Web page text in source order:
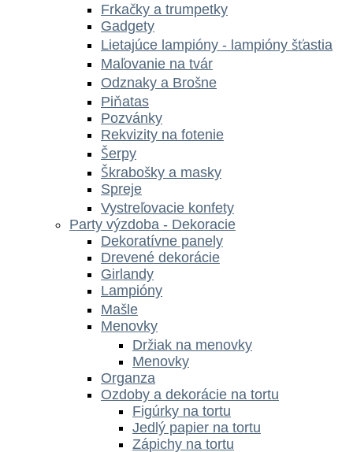
Frkačky a trumpetky
Gadgety
Lietajúce lampióny - lampióny šťastia
Maľovanie na tvár
Odznaky a Brošne
Piňatas
Pozvánky
Rekvizity na fotenie
Šerpy
Škrabošky a masky
Spreje
Vystreľovacie konfety
Party výzdoba - Dekoracie
Dekoratívne panely
Drevené dekorácie
Girlandy
Lampióny
Mašle
Menovky
Držiak na menovky
Menovky
Organza
Ozdoby a dekorácie na tortu
Figúrky na tortu
Jedlý papier na tortu
Zápichy na tortu